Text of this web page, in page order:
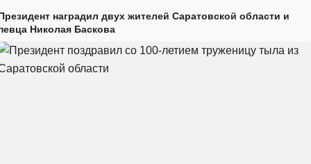
наградил двух жителей Саратовской области и
Николая Баскова